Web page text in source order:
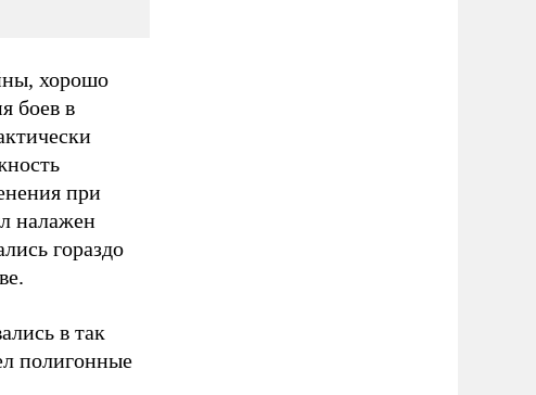
хорошо
боев в
при
налажен
гораздо
в так
полигонные